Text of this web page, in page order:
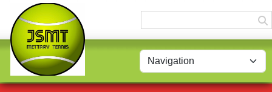
Panneau de gestion des cookies